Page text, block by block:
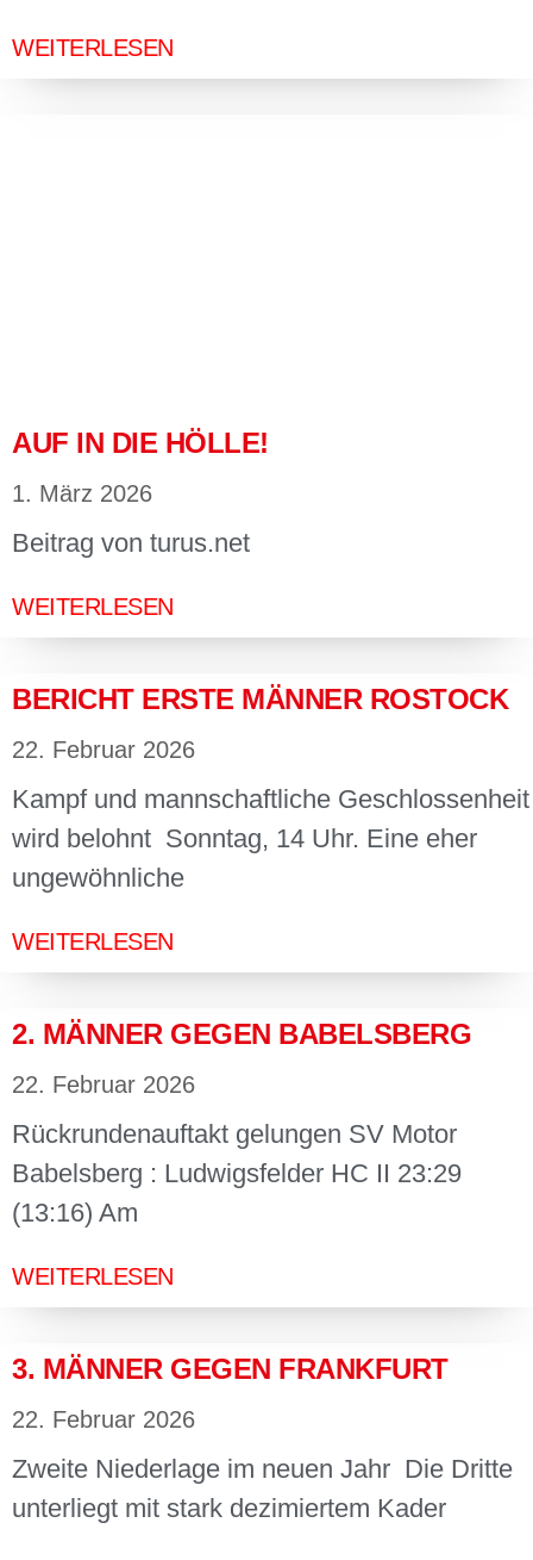
WEITERLESEN
AUF IN DIE HÖLLE!
1. März 2026
Beitrag von turus.net
WEITERLESEN
BERICHT ERSTE MÄNNER ROSTOCK
22. Februar 2026
Kampf und mannschaftliche Geschlossenheit
wird belohnt Sonntag, 14 Uhr. Eine eher
ungewöhnliche
WEITERLESEN
2. MÄNNER GEGEN BABELSBERG
22. Februar 2026
Rückrundenauftakt gelungen SV Motor
Babelsberg : Ludwigsfelder HC II 23:29
(13:16) Am
WEITERLESEN
3. MÄNNER GEGEN FRANKFURT
22. Februar 2026
Zweite Niederlage im neuen Jahr Die Dritte
unterliegt mit stark dezimiertem Kader